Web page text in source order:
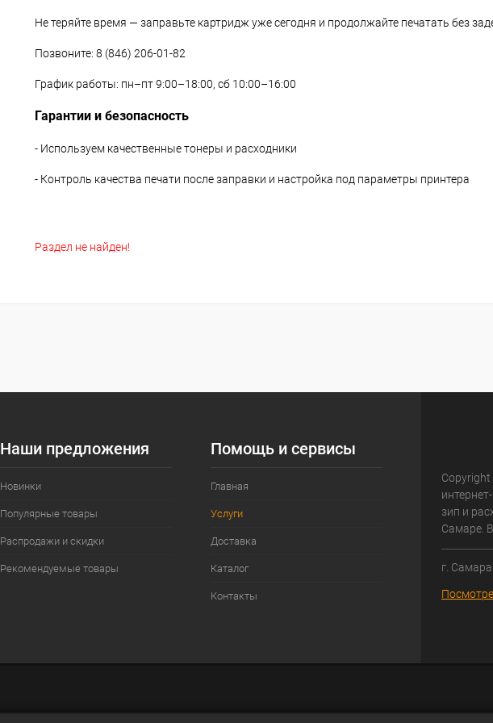
Не теряйте время — заправьте картридж уже сегодня и продолжайте печатать без
Позвоните: 8 (846) 206-01-82
График работы: пн–пт 9:00–18:00, сб 10:00–16:00
Гарантии и безопасность
- Используем качественные тонеры и расходники
- Контроль качества печати после заправки и настройка под параметры принтера
Раздел не найден!
Наши предложения
Новинки
Популярные товары
Распродажи и скидки
Рекомендуемые товары
Помощь и сервисы
Главная
Услуги
Доставка
Каталог
Контакты
зип и
Самаре.
г.